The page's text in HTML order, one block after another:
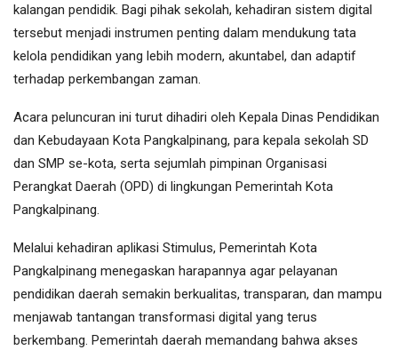
kalangan pendidik. Bagi pihak sekolah, kehadiran sistem digital
tersebut menjadi instrumen penting dalam mendukung tata
kelola pendidikan yang lebih modern, akuntabel, dan adaptif
terhadap perkembangan zaman.
Acara peluncuran ini turut dihadiri oleh Kepala Dinas Pendidikan
dan Kebudayaan Kota Pangkalpinang, para kepala sekolah SD
dan SMP se-kota, serta sejumlah pimpinan Organisasi
Perangkat Daerah (OPD) di lingkungan Pemerintah Kota
Pangkalpinang.
Melalui kehadiran aplikasi Stimulus, Pemerintah Kota
Pangkalpinang menegaskan harapannya agar pelayanan
pendidikan daerah semakin berkualitas, transparan, dan mampu
menjawab tantangan transformasi digital yang terus
berkembang. Pemerintah daerah memandang bahwa akses